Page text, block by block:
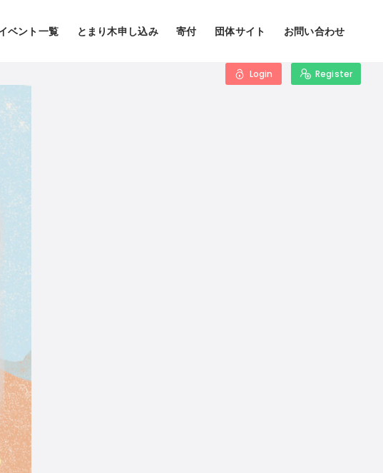
ベント一覧 とまり木申し込み 寄付 団体サイト お問い合わせ
Login Register